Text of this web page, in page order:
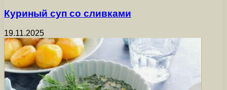
Куриный суп со сливками
19.11.2025